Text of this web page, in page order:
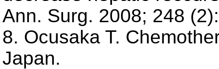
Ann. Surg. 2008; 248
8. Ocusaka T.
Japan.